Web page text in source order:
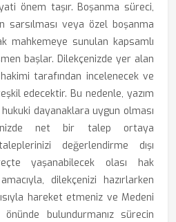
önem taşır. Boşanma süreci,
sarsılması veya özel boşanma
mahkemeye sunulan kapsamlı
başlar. Dilekçenizde yer alan
tarafından incelenecek ve
edecektir. Bu nedenle, yazım
dayanaklara uygun olması
net bir talep ortaya
değerlendirme dışı
yaşanabilecek olası hak
dilekçenizi hazırlarken
hareket etmeniz ve Medeni
bulundurmanız sürecin